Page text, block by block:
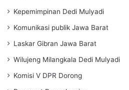
Kepemimpinan Dedi Mulyadi
Komunikasi publik Jawa Barat
Laskar Gibran Jawa Barat
Wilujeng Milangkala Dedi Mulyadi
Komisi V DPR Dorong